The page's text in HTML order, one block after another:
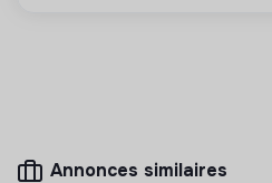
annuel, selon expérience, à
Citeo n'a pas encore
Annonces similaires